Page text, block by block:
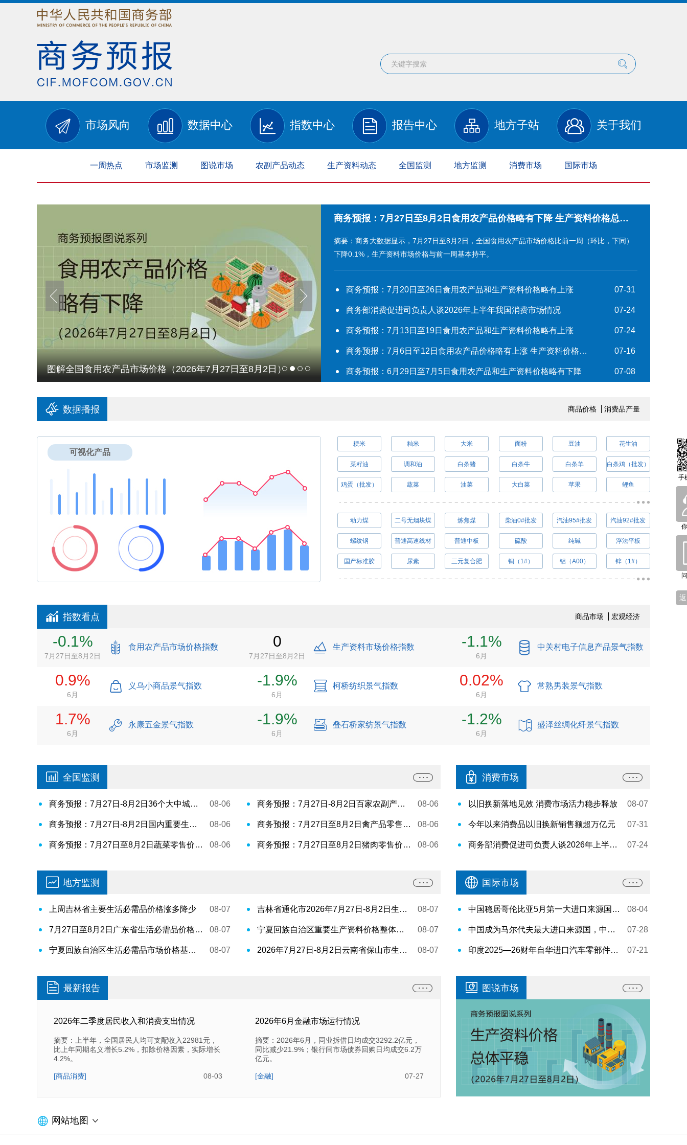
市场风向 数据中心 指数中心 报告中心 地方子站 关于我们
一周热点 市场监测 图说市场 农副产品动态 生产资料动态 全国监测 地方监测 消费市场 国际市场
图解全国生产资料市场价格（2026年7月20日至26日） 图解全国食用农产品市场价格（2026年7月20日至26日） 图解全国生产资
商务预报：7月27日至8月2日食用农产品价格略有下降 生产资料价格总体平稳
摘要：商务大数据显示，7月27日至8月2日，全国食用农产品市场价格比前一周（环比，下同）
下降0.1%，生产资料市场价格与前一周基本持平。
商务预报：7月20日至26日食用农产品和生产资料价格略有上涨 07-31
商务部消费促进司负责人谈2026年上半年我国消费市场情况 07-24
商务预报：7月13日至19日食用农产品和生产资料价格略有上涨 07-24
商务预报：7月6日至12日食用农产品价格略有上涨 生产资料价格小幅下降 07-16
商务预报：6月29日至7月5日食用农产品和生产资料价格略有下降 07-08
数据播报 商品价格 消费品产量
可视化产品
粳米 籼米 大米 面粉 豆油 花生油
菜籽油 调和油 白条猪 白条牛 白条羊 白条鸡（批发）
鸡蛋（批发） 蔬菜 油菜 大白菜 苹果 鲤鱼
动力煤 二号无烟块煤 炼焦煤 柴油0#批发 汽油95#批发 汽油92#批发
螺纹钢 普通高速线材 普通中板 硫酸 纯碱 浮法平板
国产标准胶 尿素 三元复合肥 铜（1#） 铝（A00） 锌（1#）
指数看点 商品市场 宏观经济
-0.1%
7月27日至8月2日
食用农产品市场价格指数 0
7月27日至8月2日
生产资料市场价格指数 -1.1%
6月
中关村电子信息产品景气指数
0.9%
6月
义乌小商品景气指数 -1.9%
6月
柯桥纺织景气指数 0.02%
6月
常熟男装景气指数
1.7%
6月
永康五金景气指数 -1.9%
6月
叠石桥家纺景气指数 -1.2%
6月
盛泽丝绸化纤景气指数
全国监测
商务预报：7月27日-8月2日36个大中城市食用农产品零售价格情况 08-06 商务预报：7月27日-8月2日百家农副产品批发市场食用农产品交易量变化情况 08-06
商务预报：7月27日-8月2日国内重要生产资料价格情况 08-06 商务预报：7月27日至8月2日禽产品零售价格略有波动 08-06
商务预报：7月27日至8月2日蔬菜零售价格略有上涨 08-06 商务预报：7月27日至8月2日猪肉零售价格环比略有上涨 08-06
地方监测
上周吉林省主要生活必需品价格涨多降少 08-07 吉林省通化市2026年7月27日-8月2日生活必需品市场运行平稳 08-07
7月27日至8月2日广东省生活必需品价格稳中有跌 08-07 宁夏回族自治区重要生产资料价格整体小幅波动 （7月27日-8月2日） 08-07
宁夏回族自治区生活必需品市场价格基本稳定 （7月27日-8月2日） 08-07 2026年7月27日-8月2日云南省保山市生活必需品市场运行情况 08-07
最新报告
2026年二季度居民收入和消费支出情况
摘要：上半年，全国居民人均可支配收入22981元，
比上年同期名义增长5.2%，扣除价格因素，实际增长
4.2%。
[商品消费] 08-03
2026年6月金融市场运行情况
摘要：2026年6月，同业拆借日均成交3292.2亿元，
同比减少21.9%；银行间市场债券回购日均成交6.2万
亿元。
[金融] 07-27
消费市场
以旧换新落地见效 消费市场活力稳步释放 08-07
今年以来消费品以旧换新销售额超万亿元 07-31
商务部消费促进司负责人谈2026年上半年我国消费市场情况 07-24
国际市场
中国稳居哥伦比亚5月第一大进口来源国地位 08-04
中国成为马尔代夫最大进口来源国，中马自贸协定效应持续显现 07-28
印度2025—26财年自华进口汽车零部件的占比升至36% 07-21
图说市场
网站地图
手